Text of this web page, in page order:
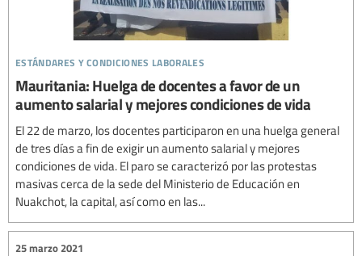
estándares y condiciones laborales
Mauritania: Huelga de docentes a favor de un
aumento salarial y mejores condiciones de vida
El 22 de marzo, los docentes participaron en una huelga general
de tres días a fin de exigir un aumento salarial y mejores
condiciones de vida. El paro se caracterizó por las protestas
masivas cerca de la sede del Ministerio de Educación en
Nuakchot, la capital, así como en las...
25 marzo 2021